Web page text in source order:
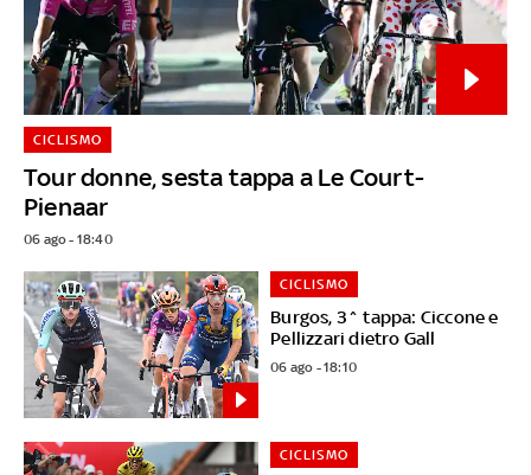
Tour donne, sesta tappa a Le Court-
Pienaar
CICLISMO
06 ago - 18:40
Burgos, 3^ tappa: Ciccone e
Pellizzari dietro Gall
CICLISMO
06 ago - 18:10
CICLISMO